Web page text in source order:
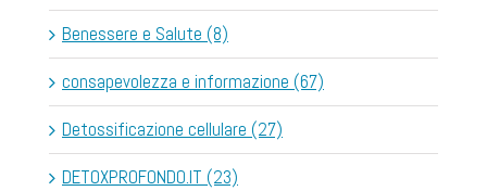
Benessere e Salute (8)
consapevolezza e informazione (67)
Detossificazione cellulare (27)
DETOXPROFONDO.IT (23)